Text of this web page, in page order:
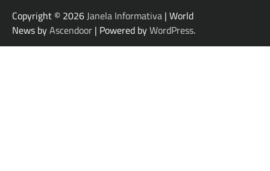
Copyright © 2026Janela Informativa | World
News byAscendoor | Powered byWordPress.